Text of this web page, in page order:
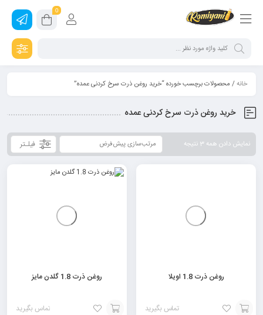
0
خانه/ محصولات برچسب خورده “خرید روغن ذرت سرخ کردنی عمده”
خرید روغن ذرت سرخ کردنی عمده
فیلـتر نمایش دادن همه 3 نتیجه
روغن ذرت 1.8 اویلا
تماس بگیرید
روغن ذرت 1.8 گلدن مایز
تماس بگیرید